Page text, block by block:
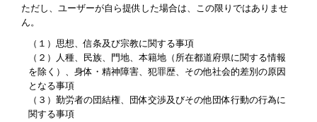
ただし、ユーザーが自ら提供した場合は、この限りではありませ
ん。
（１）思想、信条及び宗教に関する事項
（２）人種、民族、門地、本籍地（所在都道府県に関する情報
を除く）、身体・精神障害、犯罪歴、その他社会的差別の原因
となる事項
（３）勤労者の団結権、団体交渉及びその他団体行動の行為に
関する事項